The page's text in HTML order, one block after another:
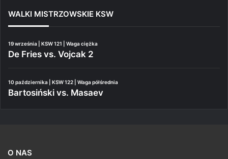
WALKI MISTRZOWSKIE KSW
19 września | KSW 121 | Waga ciężka
De Fries vs. Vojcak 2
10 października | KSW 122 | Waga półśrednia
Bartosiński vs. Masaev
O NAS